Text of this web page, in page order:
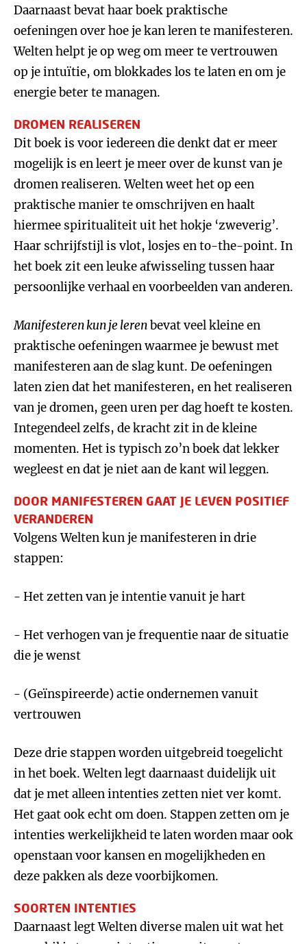
Daarnaast bevat haar boek praktische
oefeningen over hoe je kan leren te manifesteren.
Welten helpt je op weg om meer te vertrouwen
op je intuïtie, om blokkades los te laten en om je
energie beter te managen.
DROMEN REALISEREN
Dit boek is voor iedereen die denkt dat er meer
mogelijk is en leert je meer over de kunst van je
dromen realiseren. Welten weet het op een
praktische manier te omschrijven en haalt
hiermee spiritualiteit uit het hokje ‘zweverig’.
Haar schrijfstijl is vlot, losjes en to-the-point. In
het boek zit een leuke afwisseling tussen haar
persoonlijke verhaal en voorbeelden van anderen.
Manifesteren kun je lerenbevat veel kleine en
praktische oefeningen waarmee je bewust met
manifesteren aan de slag kunt. De oefeningen
laten zien dat het manifesteren, en het realiseren
van je dromen, geen uren per dag hoeft te kosten.
Integendeel zelfs, de kracht zit in de kleine
momenten. Het is typisch zo’n boek dat lekker
wegleest en dat je niet aan de kant wil leggen.
DOOR MANIFESTEREN GAAT JE LEVEN POSITIEF
VERANDEREN
Volgens Welten kun je manifesteren in drie
stappen:
- Het zetten van je intentie vanuit je hart
- Het verhogen van je frequentie naar de situatie
die je wenst
- (Geïnspireerde) actie ondernemen vanuit
vertrouwen
Deze drie stappen worden uitgebreid toegelicht
in het boek. Welten legt daarnaast duidelijk uit
dat je met alleen intenties zetten niet ver komt.
Het gaat ook echt om doen. Stappen zetten om je
intenties werkelijkheid te laten worden maar ook
openstaan voor kansen en mogelijkheden en
deze pakken als deze voorbijkomen.
SOORTEN INTENTIES
Daarnaast legt Welten diverse malen uit wat het